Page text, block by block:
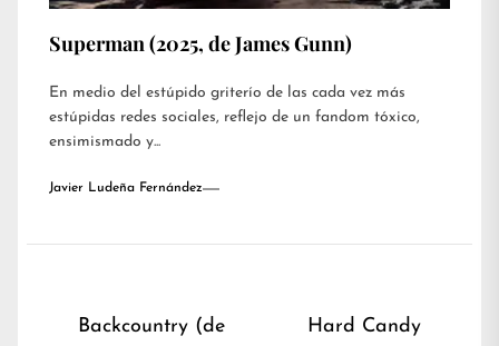
Superman (2025, de James Gunn)
En medio del estúpido griterío de las cada vez más
estúpidas redes sociales, reflejo de un fandom tóxico,
ensimismado y...
Javier Ludeña Fernández
Navegación
Backcountry (de
Hard Candy